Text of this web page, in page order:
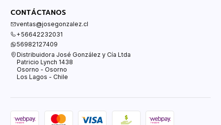
CONTÁCTANOS
ventas@josegonzalez.cl
+56642232031
56982127409
Distribuidora José González y Cía Ltda
Patricio Lynch 1438
Osorno - Osorno
Los Lagos - Chile